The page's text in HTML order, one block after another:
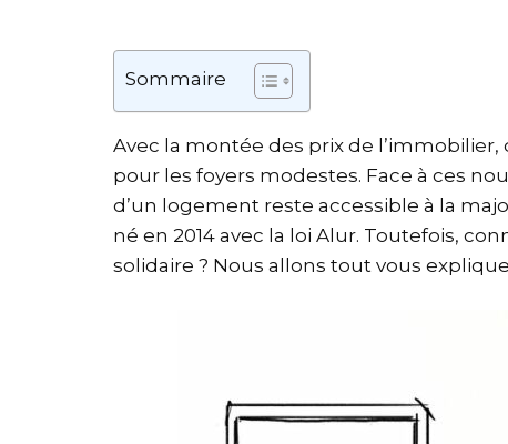
Sommaire
Avec la montée des prix de
pour les foyers modestes. Face à ces
d’un logement reste accessible à la
né en 2014 avec la loi Alur. Toutefois,
solidaire ? Nous allons tout vous